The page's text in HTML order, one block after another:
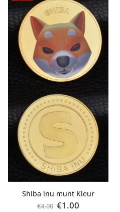
Shiba inu munt Kleur
€4.00 Oorspronkelijke
€1.00Huidige